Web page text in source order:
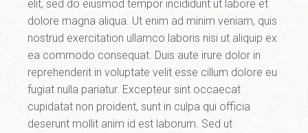
elit, sed do eiusmod tempor incididunt ut labore et
dolore magna aliqua. Ut enim ad minim veniam, quis
nostrud exercitation ullamco laboris nisi ut aliquip ex
ea commodo consequat. Duis aute irure dolor in
reprehenderit in voluptate velit esse cillum dolore eu
fugiat nulla pariatur. Excepteur sint occaecat
cupidatat non proident, sunt in culpa qui officia
deserunt mollit anim id est laborum. Sed ut